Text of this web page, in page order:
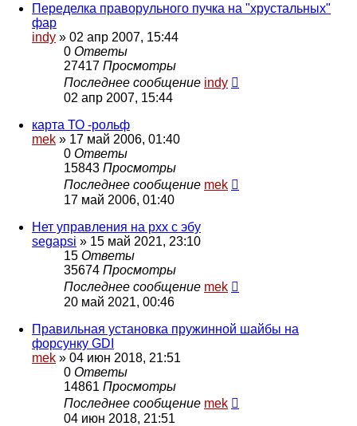
Переделка праворульного пучка на "хрустальных"
фар
indy » 02 апр 2007, 15:44
0 Ответы
27417 Просмотры
Последнее сообщение indy
02 апр 2007, 15:44
карта ТО -рольф
mek » 17 май 2006, 01:40
0 Ответы
15843 Просмотры
Последнее сообщение mek
17 май 2006, 01:40
Нет управления на рхх с эбу
segapsi » 15 май 2021, 23:10
15 Ответы
35674 Просмотры
Последнее сообщение mek
20 май 2021, 00:46
Правильная установка пружинной шайбы на
форсунку GDI
mek » 04 июн 2018, 21:51
0 Ответы
14861 Просмотры
Последнее сообщение mek
04 июн 2018, 21:51